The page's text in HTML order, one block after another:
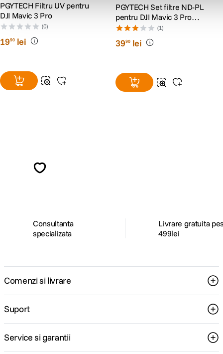
PGYTECH Filtru UV pentru
DJI Mavic 3 Pro
(0)
1990 lei
PGYTECH Set filtre ND-PL
pentru DJI Mavic 3 Pro
(NDPL 8 16 32 64)
(1)
3990 lei
Consultanta
specializata
Livrare gratuita
499lei
Comenzi si livrare
Suport
Service si garantii